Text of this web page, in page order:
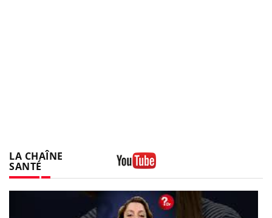
LA CHAÎNE
SANTÉ
Youtube